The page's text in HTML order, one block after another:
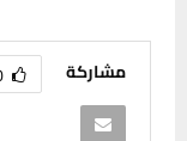
مشاركة